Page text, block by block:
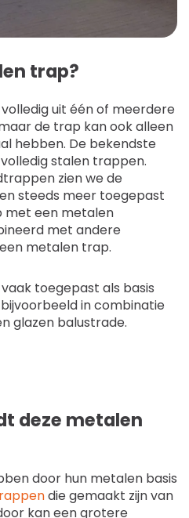
trap?
uit één of meerdere
de trap kan ook alleen
hebben. De bekendste
stalen trappen.
zien we de
steeds meer toegepast
met een metalen
met andere
metalen trap.
toegepast als basis
bijvoorbeeld in combinatie
glazen balustrade.
deze metalen
door hun metalen basis
die gemaakt zijn van
kan een grotere